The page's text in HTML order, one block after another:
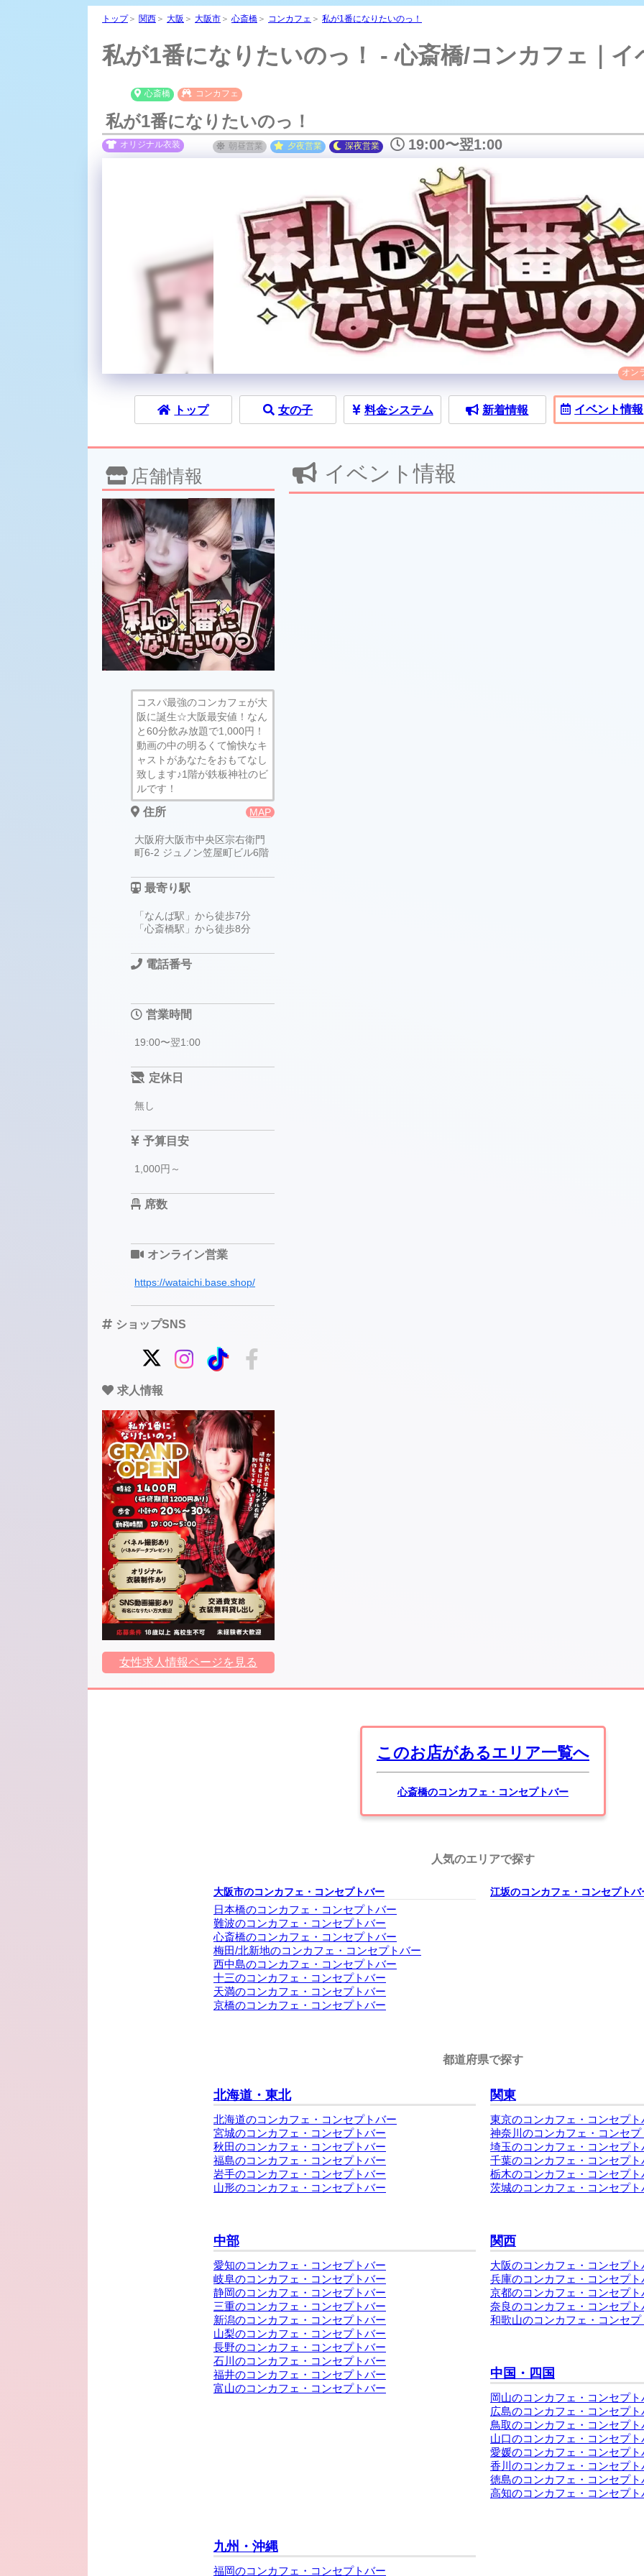
トップ＞ 関西 ＞ 大阪 ＞ 大阪市 ＞ 心斎橋 ＞ コンカフェ ＞ 私が1番になりたいのっ！
私が1番になりたいのっ！ - 心斎橋/コンカフェ｜イ
心斎橋 コンカフェ
私が1番になりたいのっ！
オリジナル衣装 朝昼営業 夕夜営業 深夜営業 19:00〜翌1:00
オン
トップ 女の子 料金システム 新着情報 イベント情報
店舗情報
コスパ最強のコンカフェが大
阪に誕生☆大阪最安値！なん
と60分飲み放題で1,000円！
動画の中の明るくて愉快なキ
ャストがあなたをおもてなし
致します♪1階が鉄板神社のビ
ルです！
住所
大阪府大阪市中央区宗右衛門
町6-2 ジュノン笠屋町ビル6階
MAP
最寄り駅
「なんば駅」から徒歩7分
「心斎橋駅」から徒歩8分
電話番号
営業時間
19:00〜翌1:00
定休日
無し
予算目安
1,000円～
席数
オンライン営業
https://wataichi.base.shop/
ショップSNS
求人情報
女性求人情報ページを見る
イベント情報
このお店があるエリア一覧へ
心斎橋のコンカフェ・コンセプトバー
人気のエリアで探す
大阪市のコンカフェ・コンセプトバー
日本橋のコンカフェ・コンセプトバー
難波のコンカフェ・コンセプトバー
心斎橋のコンカフェ・コンセプトバー
梅田/北新地のコンカフェ・コンセプトバー
西中島のコンカフェ・コンセプトバー
十三のコンカフェ・コンセプトバー
天満のコンカフェ・コンセプトバー
京橋のコンカフェ・コンセプトバー
江坂のコンカフェ・コンセプトバ
都道府県で探す
北海道・東北
北海道のコンカフェ・コンセプトバー
宮城のコンカフェ・コンセプトバー
秋田のコンカフェ・コンセプトバー
福島のコンカフェ・コンセプトバー
岩手のコンカフェ・コンセプトバー
山形のコンカフェ・コンセプトバー
関東
東京のコンカフェ・コンセプト
神奈川のコンカフェ・コンセプ
埼玉のコンカフェ・コンセプト
千葉のコンカフェ・コンセプト
栃木のコンカフェ・コンセプト
茨城のコンカフェ・コンセプト
中部
愛知のコンカフェ・コンセプトバー
岐阜のコンカフェ・コンセプトバー
静岡のコンカフェ・コンセプトバー
三重のコンカフェ・コンセプトバー
新潟のコンカフェ・コンセプトバー
山梨のコンカフェ・コンセプトバー
長野のコンカフェ・コンセプトバー
石川のコンカフェ・コンセプトバー
福井のコンカフェ・コンセプトバー
富山のコンカフェ・コンセプトバー
関西
大阪のコンカフェ・コンセプト
兵庫のコンカフェ・コンセプト
京都のコンカフェ・コンセプト
奈良のコンカフェ・コンセプト
和歌山のコンカフェ・コンセプ
中国・四国
岡山のコンカフェ・コンセプト
広島のコンカフェ・コンセプト
鳥取のコンカフェ・コンセプト
山口のコンカフェ・コンセプト
愛媛のコンカフェ・コンセプト
香川のコンカフェ・コンセプト
徳島のコンカフェ・コンセプト
高知のコンカフェ・コンセプト
九州・沖縄
福岡のコンカフェ・コンセプトバー